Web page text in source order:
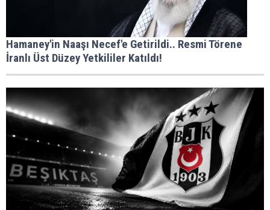
Hamaney'in Naaşı Necef'e Getirildi.. Resmi Törene
İranlı Üst Düzey Yetkililer Katıldı!